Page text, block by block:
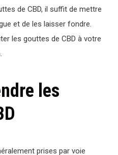
de CBD, il suffit de mettre
et de les laisser fondre.
les gouttes de CBD à votre
les
prises par voie